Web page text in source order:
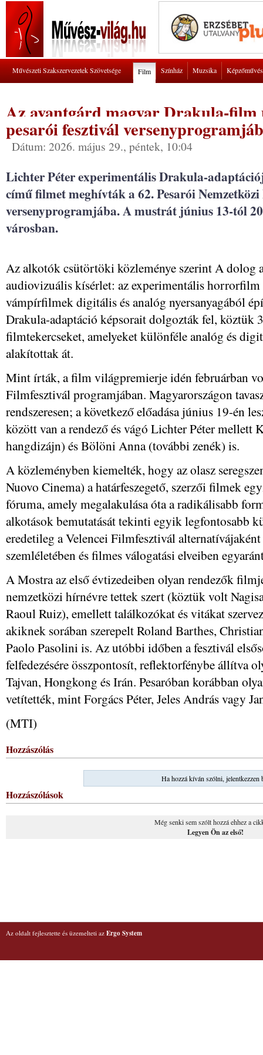
Művészeti Szakszervezetek Szövetsége Film Színház Muzsika
Az avantgárd magyar Drakula-film
pesarói fesztivál
Dátum: 2026. május 29., péntek, 10:04
Lichter Péter experimentális Drakula-
című filmet meghívták a 62. Pesarói
versenyprogramjába. A mustrát június 13-tól
városban.
Az alkotók csütörtöki közleménye szerint A dolog
audiovizuális kísérlet: az experimentális
vámpírfilmek digitális és analóg nyersanyagából
Drakula-adaptáció képsorait dolgozták fel, köztük
filmtekercseket, amelyeket különféle analóg és
alakítottak át.
Mint írták, a film világpremierje idén februárban
Filmfesztivál programjában. Magyarországon
rendszeresen; a következő előadása június 19-én
között van a rendező és vágó Lichter Péter mellett
hangdizájn) és Bölöni Anna (további zenék) is.
A közleményben kiemelték, hogy az olasz
Nuovo Cinema) a határfeszegető, szerzői filmek
fóruma, amely megalakulása óta a radikálisabb
alkotások bemutatását tekinti egyik legfontosabb
eredetileg a Velencei Filmfesztivál
szemléletében és filmes válogatási elveiben
A Mostra az első évtizedeiben olyan rendezők
nemzetközi hírnévre tettek szert (köztük volt
Raoul Ruiz), emellett találkozókat és vitákat
akiknek sorában szerepelt Roland Barthes,
Paolo Pasolini is. Az utóbbi időben a fesztivál
felfedezésére összpontosít, reflektorfénybe állítva
Tajvan, Hongkong és Irán. Pesaróban korábban
vetítették, mint Forgács Péter, Jeles András vagy
(MTI)
Hozzászólás
Ha hozzá kíván szólni, jelentkezzen
Hozzászólások
Még senki sem szólt hozzá ehhez a
Legyen Ön az első!
Az oldalt fejlesztette és üzemelteti az Ergo System